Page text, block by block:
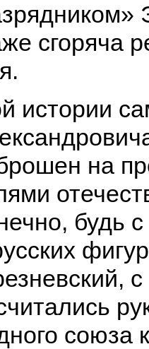
сгоряча
истории
на
будь
союза